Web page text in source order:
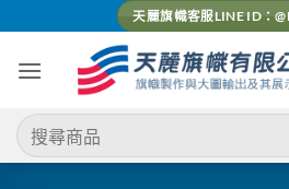
content
天麗旗幟客服LINE ID：
搜
尋